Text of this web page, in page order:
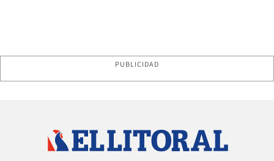
PUBLICIDAD